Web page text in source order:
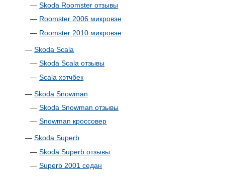
—Skoda Roomster отзывы
— Roomster 2006 микровэн
— Roomster 2010 микровэн
—Skoda Scala
—Skoda Scala отзывы
—Scala хэтчбек
—Skoda Snowman
—Skoda Snowman отзывы
—Snowman кроссовер
—Skoda Superb
—Skoda Superb отзывы
—Superb 2001 седан